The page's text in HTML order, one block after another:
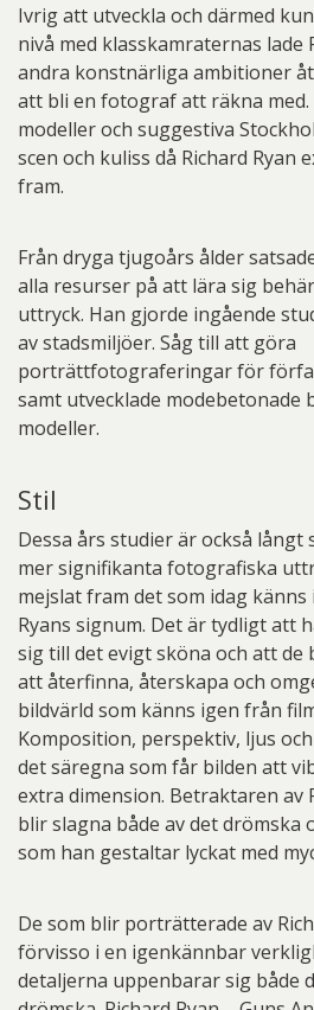
Ivrig att utveckla och därmed
nivå med klasskamraternas lade
andra konstnärliga ambitioner
att bli en fotograf att räkna med.
modeller och suggestiva
scen och kuliss då Richard Ryan
fram.
Från dryga tjugoårs ålder
alla resurser på att lära sig
uttryck. Han gjorde ingående
av stadsmiljöer. Såg till att göra
porträttfotograferingar för
samt utvecklade modebetonade
modeller.
Stil
Dessa års studier är också långt
mer signifikanta fotografiska
mejslat fram det som idag känns
Ryans signum. Det är tydligt att
sig till det evigt sköna och att de
att återfinna, återskapa och
bildvärld som känns igen från
Komposition, perspektiv, ljus
det säregna som får bilden att
extra dimension. Betraktaren av
blir slagna både av det drömska
som han gestaltar lyckat med
De som blir porträtterade av
förvisso i en igenkännbar
detaljerna uppenbarar sig både